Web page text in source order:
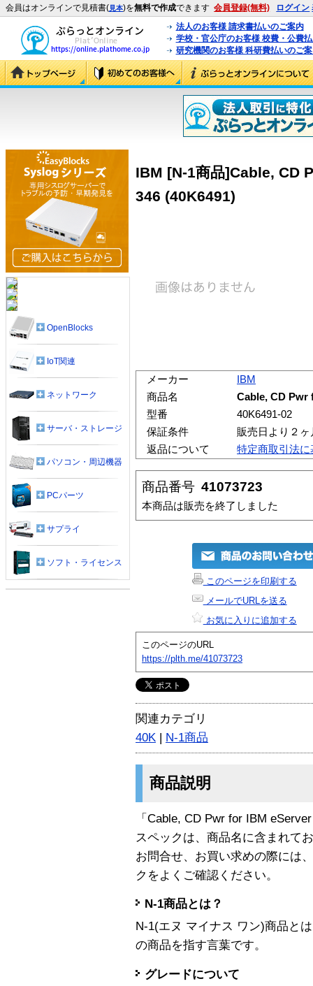
会員はオンラインで見積書(見本)を無料で作成できます 会員登録(無料) ログイン
法人のお客様 請求書払いのご案内
学校・官公庁のお客様 校費・公費
研究機関のお客様 科研費払いのご
IBM [N-1商品]Cable, CD
346 (40K6491)
メーカー
IBM
商品名
Cable, CD Pwr
型番
40K6491-02
保証条件
販売日より２
返品について
特定商取引法
商品番号 41073723
本商品は販売を終了しました
このページを印刷する
メールでURLを送る
お気に入りに追加する
このページのURL
https://plth.me/41073723
関連カテゴリ
40K | N-1商品
商品説明
「Cable, CD Pwr for IBM
スペックは、商品名に含まれて
お問合せ、お買い求めの際には
クをよくご確認ください。
N-1商品とは？
N-1(エヌ マイナス ワン)商品と
の商品を指す言葉です。
グレードについて
OpenBlocks
IoT関連
ネットワーク
サーバ・ストレージ
パソコン・周辺機器
PCパーツ
サプライ
ソフト・ライセンス